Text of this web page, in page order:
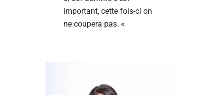
important, cette fois-ci on
ne coupera pas. «